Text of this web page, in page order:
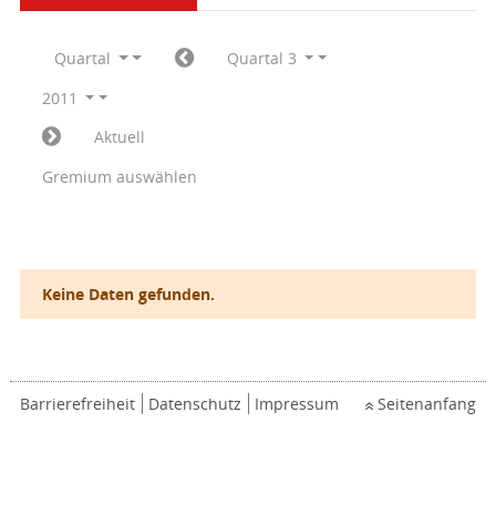
Quartal
Quartal 3
2011
Aktuell
Gremium auswählen
Keine Daten gefunden.
Barrierefreiheit Datenschutz Impressum Seitenanfang